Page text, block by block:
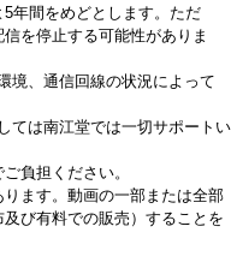
年間をめどとします。ただ
を停止する可能性がありま
境、通信回線の状況によって
ては南江堂では一切サポートい
負担ください。
ます。動画の一部または全部
び有料での販売）することを